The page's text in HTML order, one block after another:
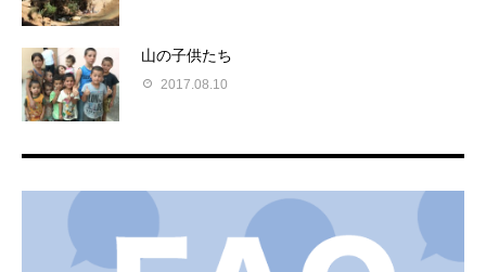
山の子供たち
2017.08.10